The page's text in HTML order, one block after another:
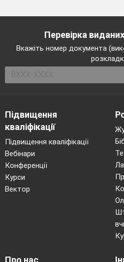
Перевірка
Вкажіть номер документа
Підвищення
кваліфікації
Підвищення кваліфікації
Вебінари
Конференції
Курси
Вектор
Про нас